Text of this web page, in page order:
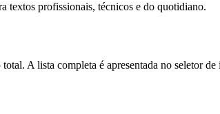
textos profissionais, técnicos e do quotidiano.
A lista completa é apresentada no seletor de